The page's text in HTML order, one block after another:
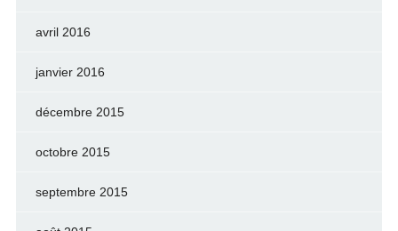
avril 2016
janvier 2016
décembre 2015
octobre 2015
septembre 2015